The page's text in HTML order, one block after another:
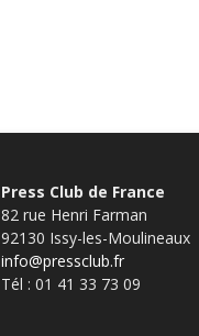
Press Club de France
82 rue Henri Farman
92130 Issy-les-Moulineaux
info@pressclub.fr
Tél : 01 41 33 73 09